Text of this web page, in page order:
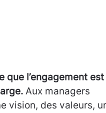
que l’engagement est
Aux managers
vision, des valeurs,